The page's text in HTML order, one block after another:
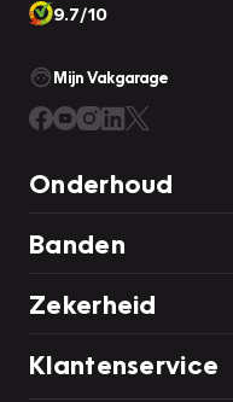
9.7/10
Mijn Vakgarage
Onderhoud
Banden
Zekerheid
Klantenservice